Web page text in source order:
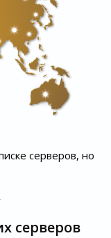
серверов, но
серверов